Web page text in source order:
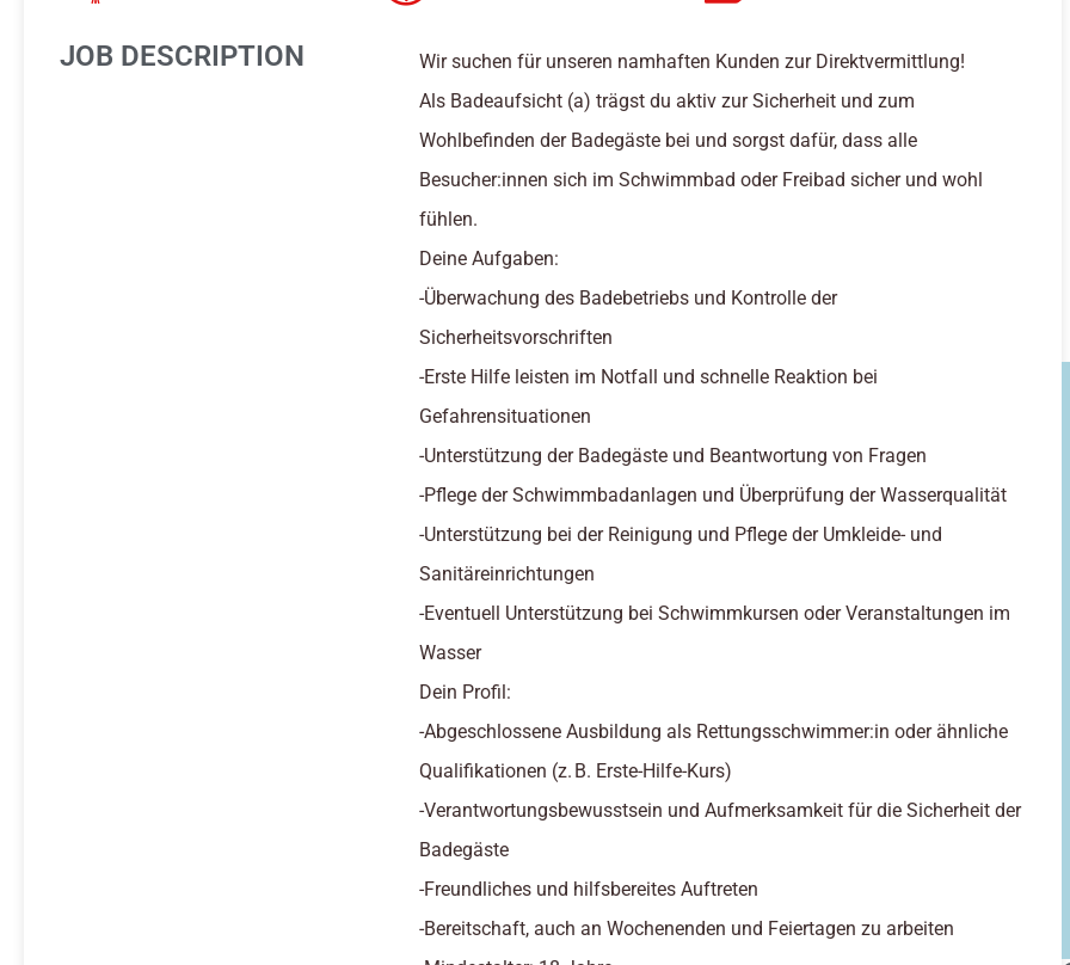
JOB DESCRIPTION
Wir suchen für unseren namhaften Kunden zur Direktvermittlung!
Als Badeaufsicht (a) trägst du aktiv zur Sicherheit und zum
Wohlbefinden der Badegäste bei und sorgst dafür, dass alle
Besucher:innen sich im Schwimmbad oder Freibad sicher und wohl
fühlen.
Deine Aufgaben:
-Überwachung des Badebetriebs und Kontrolle der
Sicherheitsvorschriften
-Erste Hilfe leisten im Notfall und schnelle Reaktion bei
Gefahrensituationen
-Unterstützung der Badegäste und Beantwortung von Fragen
-Pflege der Schwimmbadanlagen und Überprüfung der Wasserqualität
-Unterstützung bei der Reinigung und Pflege der Umkleide- und
Sanitäreinrichtungen
-Eventuell Unterstützung bei Schwimmkursen oder Veranstaltungen im
Wasser
Dein Profil:
-Abgeschlossene Ausbildung als Rettungsschwimmer:in oder ähnliche
Qualifikationen (z. B. Erste-Hilfe-Kurs)
-Verantwortungsbewusstsein und Aufmerksamkeit für die Sicherheit der
Badegäste
-Freundliches und hilfsbereites Auftreten
-Bereitschaft, auch an Wochenenden und Feiertagen zu arbeiten